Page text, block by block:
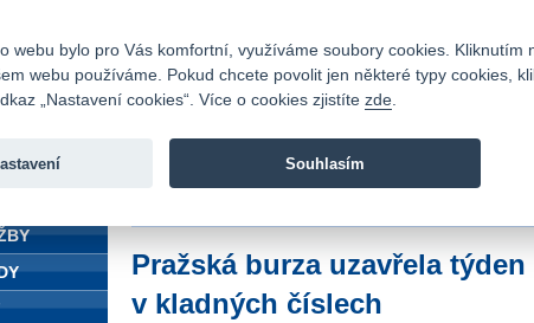
Fio banka je moderní česká banka.
Pražská burza uzavřela týden
v kladných číslech
webu bylo pro Vás komfortní, využíváme soubory cookies.
webu používáme. Pokud chcete povolit jen některé typy cookies,
„Nastavení cookies“. Více o cookies zjistíte zde
Souhlasím